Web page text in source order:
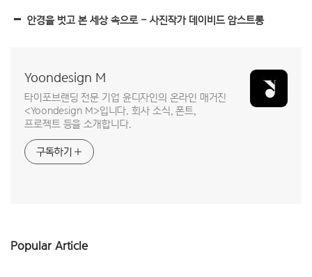
안경을 벗고 본 세상 속으로 – 사진작가 데이비드 암스트롱
Yoondesign M
타이포브랜딩 전문 기업 윤디자인의 온라인 매거진
<Yoondesign M>입니다. 회사 소식, 폰트,
프로젝트 등을 소개합니다.
구독하기
Popular Article